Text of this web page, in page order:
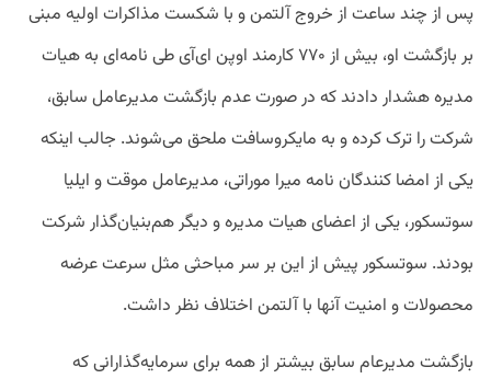
پس از چند ساعت از خروج آلتمن و با شکست مذاکرات اولیه مبنی
بر بازگشت او، بیش از ۷۷۰ کارمند اوپن ای‌آی طی نامه‌ای به هیات
مدیره هشدار دادند که در صورت عدم بازگشت مدیرعامل سابق،
شرکت را ترک کرده و به مایکروسافت ملحق می‌شوند. جالب اینکه
یکی از امضا کنندگان نامه میرا موراتی، مدیرعامل موقت و ایلیا
سوتسکور، یکی از اعضای هیات مدیره و دیگر هم‌بنیان‌گذار شرکت
بودند. سوتسکور پیش از این بر سر مباحثی مثل سرعت عرضه
محصولات و امنیت آنها با آلتمن اختلاف نظر داشت.
بازگشت مدیرعام سابق بیشتر از همه برای سرمایه‌گذارانی که